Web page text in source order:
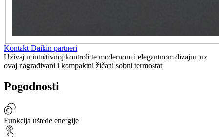
Kontakt Daikin partneri
Uživaj u intuitivnoj kontroli te modernom i elegantnom dizajnu uz
ovaj nagrađivani i kompaktni žičani sobni termostat
Pogodnosti
Funkcija uštede energije